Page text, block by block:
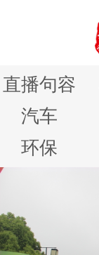
直播句容
汽车
环保